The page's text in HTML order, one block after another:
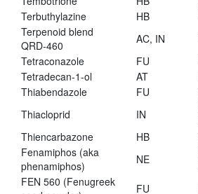
Terbuthylazine
HB
Terpenoid blend
QRD-460
AC, IN
Tetraconazole
FU
Tetradecan-1-ol
AT
Thiabendazole
FU
Thiacloprid
IN
Thiencarbazone
HB
Fenamiphos (aka
phenamiphos)
NE
FEN 560 (Fenugreek
FU